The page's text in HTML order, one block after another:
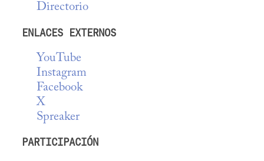
Directorio
ENLACES EXTERNOS
YouTube
Instagram
Facebook
X
Spreaker
PARTICIPACIÓN